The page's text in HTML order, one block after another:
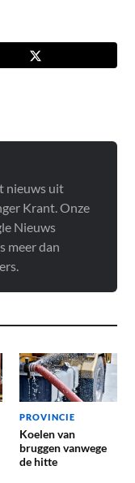
nieuws uit
Krant. Onze
Nieuws
meer dan
PROVINCIE
Koelen van
bruggen vanwege
de hitte